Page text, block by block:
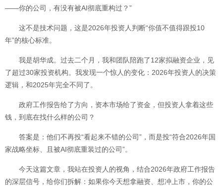
——你的公司，有没有被AI彻底重构过？”
这不是技术问题，这是2026年投资人判断“你值不值得跟投10
年”的核心标准。
我是胡华成。过去二个月，我和团队陪跑了12家拟融资企业，见
了超过30家投资机构。我发现一个惊人的变化：2026年投资人的决策
逻辑，和2025年完全不同了。
政府工作报告给了方向，资本市场给了资金，但投资人拿着这些
钱，到底在找什么样的公司？
答案是：他们不再投“看起来不错的公司”，而是投“符合2026年国
家战略坐标、且被AI彻底重装过的公司”。
今天这篇文章，我站在投资人的视角，结合2026年政府工作报告
的深层信号，给你们拆解：如果你今天想拿融资、想冲上市，你的公